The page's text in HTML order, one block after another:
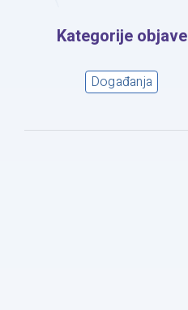
Kategorije objave
Događanja